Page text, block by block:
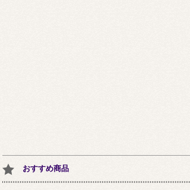
おすすめ商品